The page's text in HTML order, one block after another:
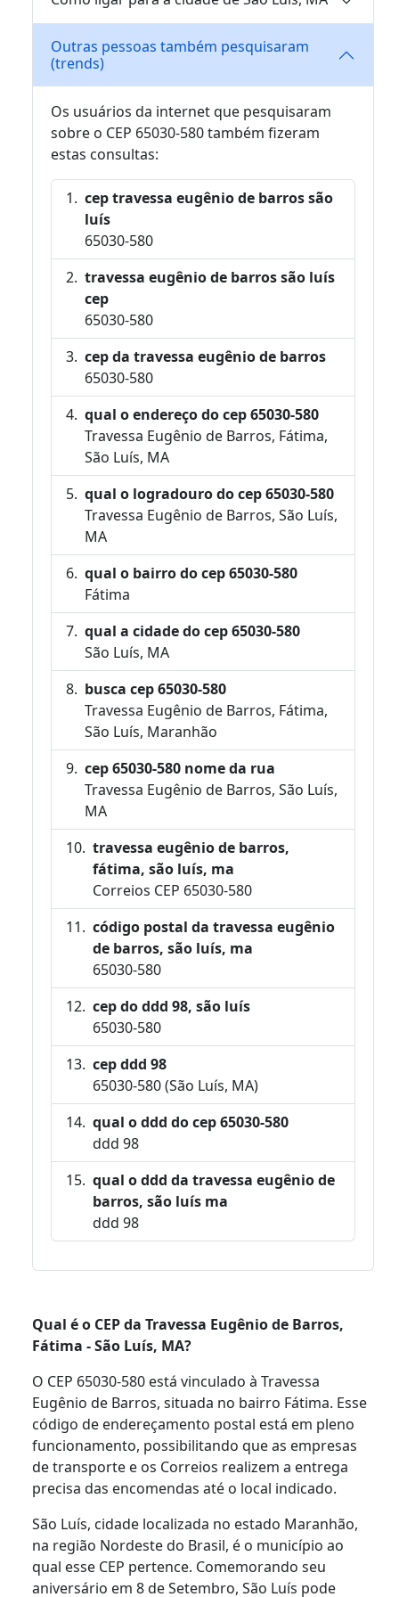
Outras pessoas também pesquisaram
(trends)
Os usuários da internet que pesquisaram
sobre o CEP 65030-580 também fizeram
estas consultas:
cep travessa eugênio de barros são
luís
65030-580
travessa eugênio de barros são luís
cep
65030-580
cep da travessa eugênio de barros
65030-580
qual o endereço do cep 65030-580
Travessa Eugênio de Barros, Fátima,
São Luís, MA
qual o logradouro do cep 65030-580
Travessa Eugênio de Barros, São Luís,
MA
qual o bairro do cep 65030-580
Fátima
qual a cidade do cep 65030-580
São Luís, MA
busca cep 65030-580
Travessa Eugênio de Barros, Fátima,
São Luís, Maranhão
cep 65030-580 nome da rua
Travessa Eugênio de Barros, São Luís,
MA
travessa eugênio de barros,
fátima, são luís, ma
Correios CEP 65030-580
código postal da travessa eugênio
de barros, são luís, ma
65030-580
cep do ddd 98, são luís
65030-580
cep ddd 98
65030-580 (São Luís, MA)
qual o ddd do cep 65030-580
ddd 98
qual o ddd da travessa eugênio de
barros, são luís ma
ddd 98
Qual é o CEP da Travessa Eugênio de Barros,
Fátima - São Luís, MA?
O CEP 65030-580 está vinculado à Travessa
Eugênio de Barros, situada no bairro Fátima. Esse
código de endereçamento postal está em pleno
funcionamento, possibilitando que as empresas
de transporte e os Correios realizem a entrega
precisa das encomendas até o local indicado.
São Luís, cidade localizada no estado Maranhão,
na região Nordeste do Brasil, é o município ao
qual esse CEP pertence. Comemorando seu
aniversário em 8 de Setembro, São Luís pode